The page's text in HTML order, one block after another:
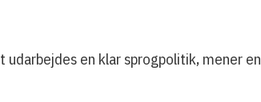
en klar sprogpolitik, mener en